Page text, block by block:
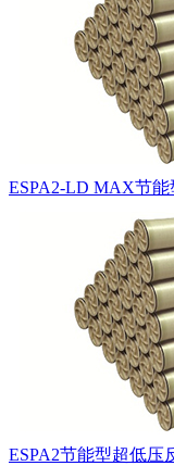
ESPA2-LD MAX节
ESPA2节能型超低压